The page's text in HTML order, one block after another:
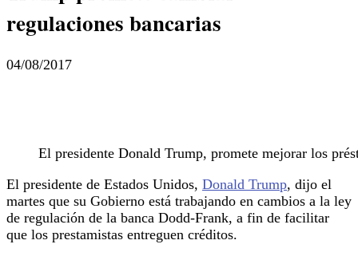
regulaciones bancarias
04/08/2017
El presidente Donald Trump, promete mejorar los
El presidente de Estados Unidos, Donald Trump, dijo el
martes que su Gobierno está trabajando en cambios a la ley
de regulación de la banca Dodd-Frank, a fin de facilitar
que los prestamistas entreguen créditos.